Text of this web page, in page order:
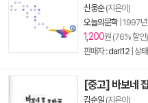
신웅순(지은이)
오늘의문학| 1997
1,200원 (76% 할인)
판매자 :dari12 | 상
[중고] 바보네
김순일 (지은이)